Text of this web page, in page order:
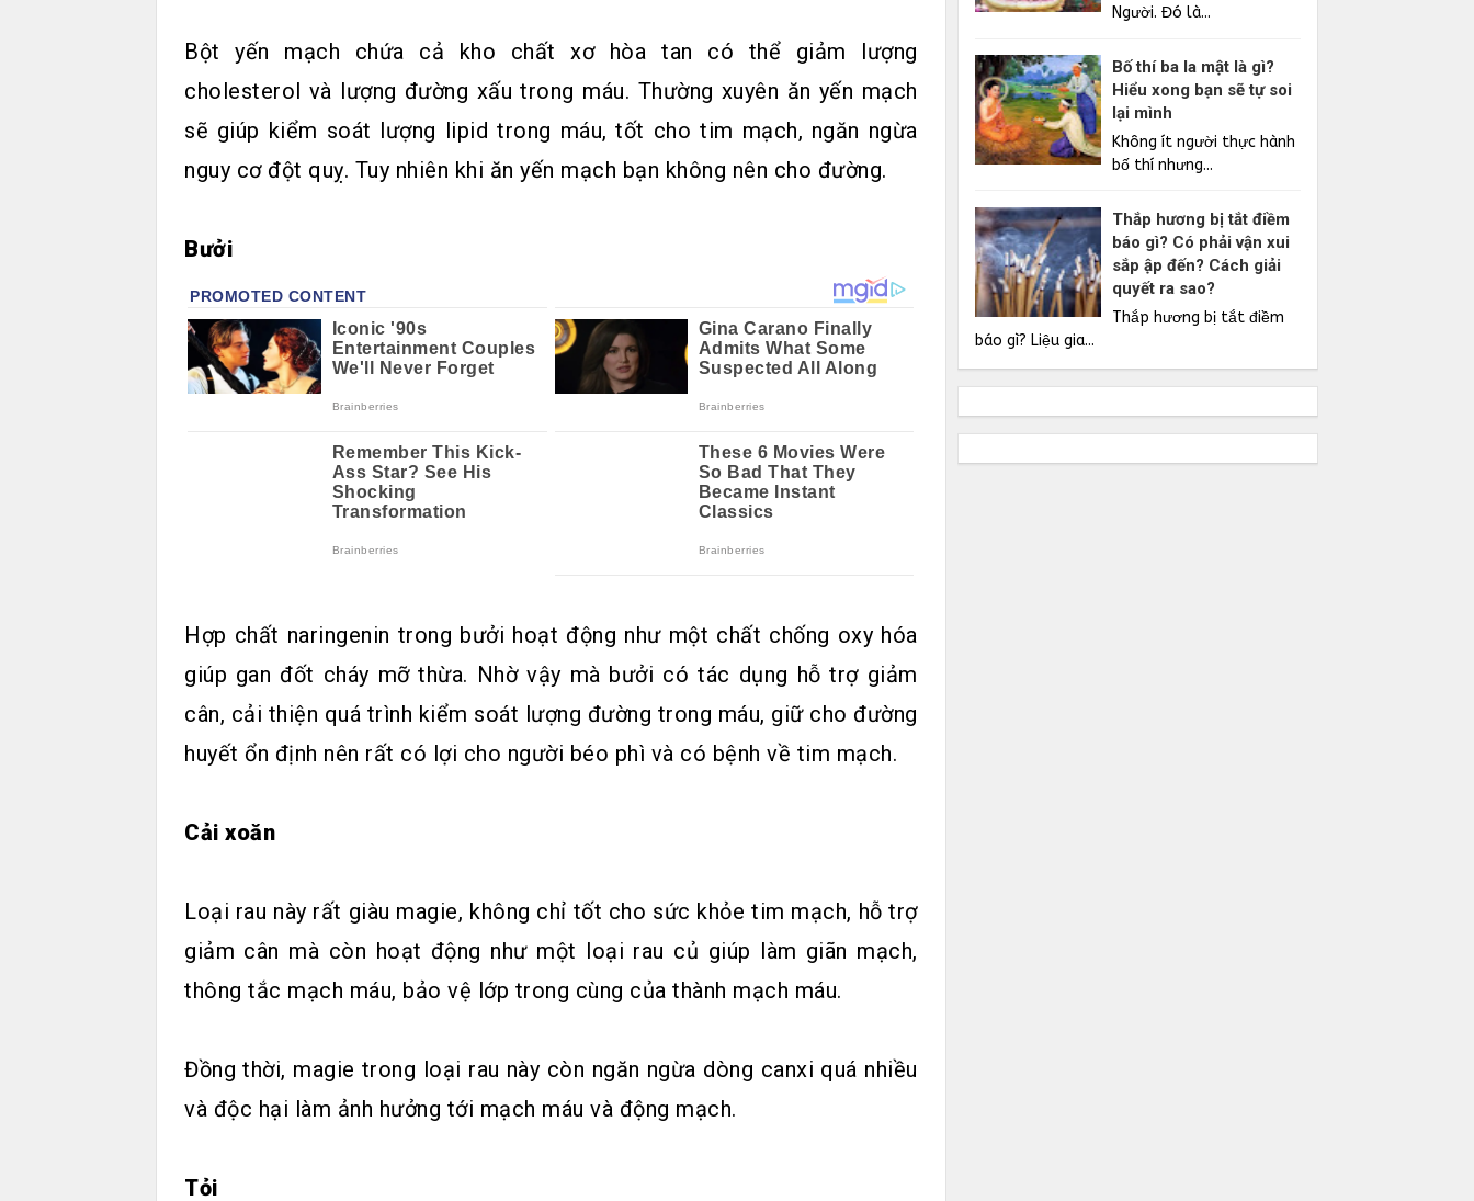
Bột yến mạch chứa cả kho chất xơ hòa tan có thể giảm lượng
cholesterol và lượng đường xấu trong máu. Thường xuyên ăn yến mạch
sẽ giúp kiểm soát lượng lipid trong máu, tốt cho tim mạch, ngăn ngừa
nguy cơ đột quỵ. Tuy nhiên khi ăn yến mạch bạn không nên cho đường.
Bưởi
Hợp chất naringenin trong bưởi hoạt động như một chất chống oxy hóa
giúp gan đốt cháy mỡ thừa. Nhờ vậy mà bưởi có tác dụng hỗ trợ giảm
cân, cải thiện quá trình kiểm soát lượng đường trong máu, giữ cho đường
huyết ổn định nên rất có lợi cho người béo phì và có bệnh về tim mạch.
Cải xoăn
Loại rau này rất giàu magie, không chỉ tốt cho sức khỏe tim mạch, hỗ trợ
giảm cân mà còn hoạt động như một loại rau củ giúp làm giãn mạch,
thông tắc mạch máu, bảo vệ lớp trong cùng của thành mạch máu.
Đồng thời, magie trong loại rau này còn ngăn ngừa dòng canxi quá nhiều
và độc hại làm ảnh hưởng tới mạch máu và động mạch.
Tỏi
Người. Đó là...
Bố thí ba la mật là gì?
Hiểu xong bạn sẽ tự soi
lại mình
Không ít người thực hành
bố thí nhưng...
Thắp hương bị tắt điềm
báo gì? Có phải vận xui
sắp ập đến? Cách giải
quyết ra sao?
Thắp hương bị tắt điềm
báo gì? Liệu gia...